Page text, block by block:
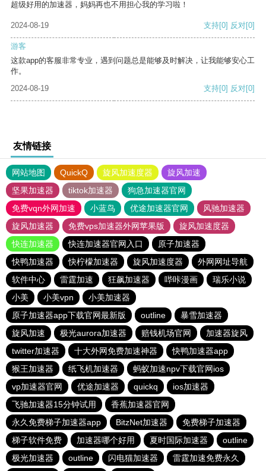
超级好用的加速器，妈妈再也不用担心我的学习啦！
2024-08-19 支持[0] 反对[0]
游客
这款app的客服非常专业，遇到问题总是能够及时解决，让我能够安心工
作。
2024-08-19
支持[0] 反对[0]
友情链接
网站地图 QuickQ 旋风加速度器
旋风加速
坚果加速器
tiktok加速器
狗急加速器官网
免费vqn外网加速
小蓝鸟 优途加速器官网
风驰加速器
旋风加速器
免费vps加速器外网苹果版
旋风加速度器
快连加速器
快连加速器官网入口
原子加速器
快鸭加速器
快柠檬加速器 旋风加速度器
外网网址导航
软件中心
雷霆加速 狂飙加速器 哔咔漫画
瑞乐小说
小美
小美vpn
小美加速器
原子加速器app下载官网最新版
outline
暴雪加速器
旋风加速
极光aurora加速器 赔钱机场官网
加速器旋风
twitter加速器
十大外网免费加速神器
快鸭加速器app
猴王加速器
纸飞机加速器
蚂蚁加速npv下载官网ios
vp加速器官网
优途加速器 quickq
ios加速器
飞驰加速器15分钟试用
香蕉加速器官网
永久免费梯子加速器app
BitzNet加速器
免费梯子加速器
梯子软件免费
加速器哪个好用 夏时国际加速器
outline
极光加速器
outline 闪电猫加速器 雷霆加速免费永久